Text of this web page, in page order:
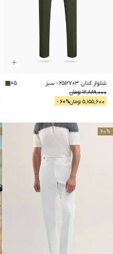
شلوار کتان 2512703 - سبز
12,889,000تومان
5,155,600 تومان 60% -
+5
60%